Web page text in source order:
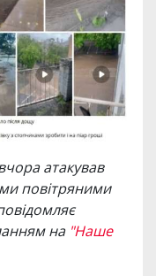
атакував
повітряними
на "Наше